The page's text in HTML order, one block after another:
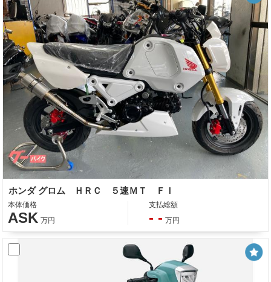
ホンダ グロム ＨＲＣ ５速ＭＴ ＦＩ
本体価格
ASK 万円
支払総額
- - 万円